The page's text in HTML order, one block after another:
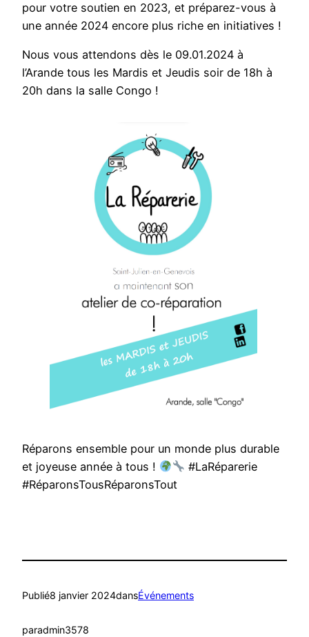
pour votre soutien en 2023, et préparez-vous à
une année 2024 encore plus riche en initiatives !
Nous vous attendons dès le 09.01.2024 à
l’Arande tous les Mardis et Jeudis soir de 18h à
20h dans la salle Congo !
Réparons ensemble pour un monde plus durable
et joyeuse année à tous !
#LaRéparerie
#RéparonsTousRéparonsTout
Publié8 janvier 2024dansÉvénements
paradmin3578